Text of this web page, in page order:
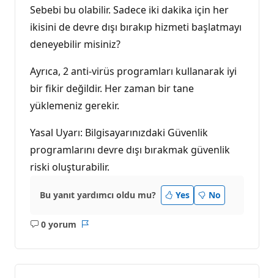
ı
n
l
ı
k
a
ı
Sebebi bu olabilir. Sadece iki dakika için her
ikisini de devre dışı bırakıp hizmeti başlatmayı
deneyebilir misiniz?
Ayrıca, 2 anti-virüs programları kullanarak iyi
bir fikir değildir. Her zaman bir tane
yüklemeniz gerekir.
Yasal Uyarı: Bilgisayarınızdaki Güvenlik
programlarını devre dışı bırakmak güvenlik
riski oluşturabilir.
Bu yanıt yardımcı oldu mu? Yes No
0 yorum
Açıklama